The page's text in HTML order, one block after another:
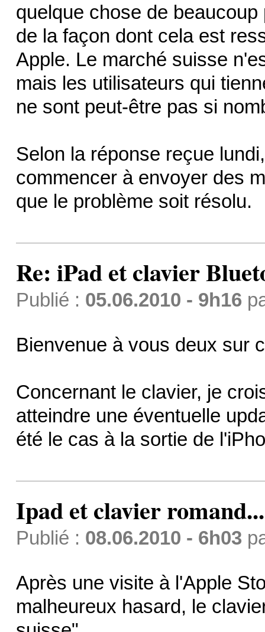
quelque chose de
de la façon dont cela est
Apple. Le marché suisse
mais les utilisateurs qui
ne sont peut-être pas si
Selon la réponse reçue
commencer à envoyer des
que le problème soit résolu.
Re: iPad et clavier
Publié : 05.06.2010 - 9h16
Bienvenue à vous deux sur
Concernant le clavier, je
atteindre une éventuelle
été le cas à la sortie de
Ipad et clavier
Publié : 08.06.2010 - 6h03
Après une visite à l'Apple
malheureux hasard, le